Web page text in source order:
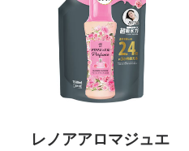
レノアアロマジュエ